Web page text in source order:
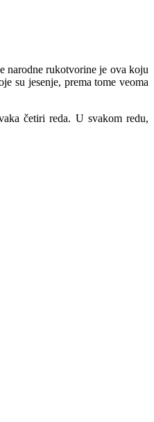
narodne rukotvorine je ova koju
su jesenje, prema tome veoma
četiri reda. U svakom redu,